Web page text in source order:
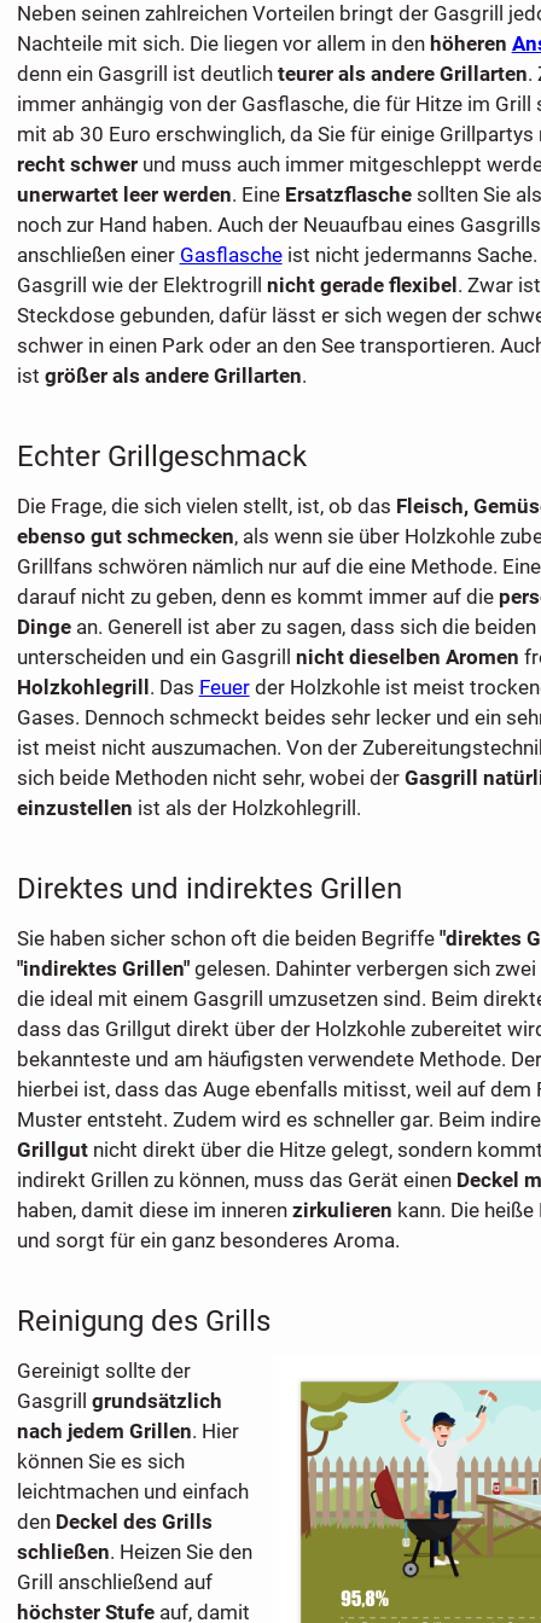
Neben seinen zahlreichen Vorteilen bringt der Gasgrill
Nachteile mit sich. Die liegen vor allem in den höheren
denn ein Gasgrill ist deutlich teurer als andere Grillarten.
immer anhängig von der Gasflasche, die für Hitze im
mit ab 30 Euro erschwinglich, da Sie für einige
recht schwerund muss auch immer mitgeschleppt
unerwartet leer werden. Eine Ersatzflaschesollten Sie
noch zur Hand haben. Auch der Neuaufbau eines
anschließen einer Gasflascheist nicht jedermanns
Gasgrill wie der Elektrogrill nicht gerade flexibel . Zwar
Steckdose gebunden, dafür lässt er sich wegen der
schwer in einen Park oder an den See transportieren.
ist größer als andere Grillarten.
Echter Grillgeschmack
Die Frage, die sich vielen stellt, ist, ob das Fleisch,
ebenso gut schmecken, als wenn sie über Holzkohle
Grillfans schwören nämlich nur auf die eine Methode.
darauf nicht zu geben, denn es kommt immer auf die
Dingean. Generell ist aber zu sagen, dass sich die
unterscheiden und ein Gasgrill nicht dieselben Aromen
Holzkohlegrill . Das Feuerder Holzkohle ist meist
Gases. Dennoch schmeckt beides sehr lecker und ein
ist meist nicht auszumachen. Von der
sich beide Methoden nicht sehr, wobei der Gasgrill
einzustellen ist als der Holzkohlegrill.
Direktes und indirektes Grillen
Sie haben sicher schon oft die beiden Begriffe "direktes
"indirektes Grillen" gelesen. Dahinter verbergen sich
die ideal mit einem Gasgrill umzusetzen sind. Beim
dass das Grillgut direkt über der Holzkohle zubereitet
bekannteste und am häufigsten verwendete Methode.
hierbei ist, dass das Auge ebenfalls mitisst, weil auf dem
Muster entsteht. Zudem wird es schneller gar. Beim
Grillgut nicht direkt über die Hitze gelegt, sondern
indirekt Grillen zu können, muss das Gerät einen Deckel
haben, damit diese im inneren zirkulieren kann. Die
und sorgt für ein ganz besonderes Aroma.
Reinigung des Grills
Gereinigt sollte der
Gasgrill grundsätzlich
nach jedem Grillen. Hier
können Sie es sich
leichtmachen und einfach
den Deckel des Grills
schließen. Heizen Sie den
Grill anschließend auf
höchster Stufeauf, damit